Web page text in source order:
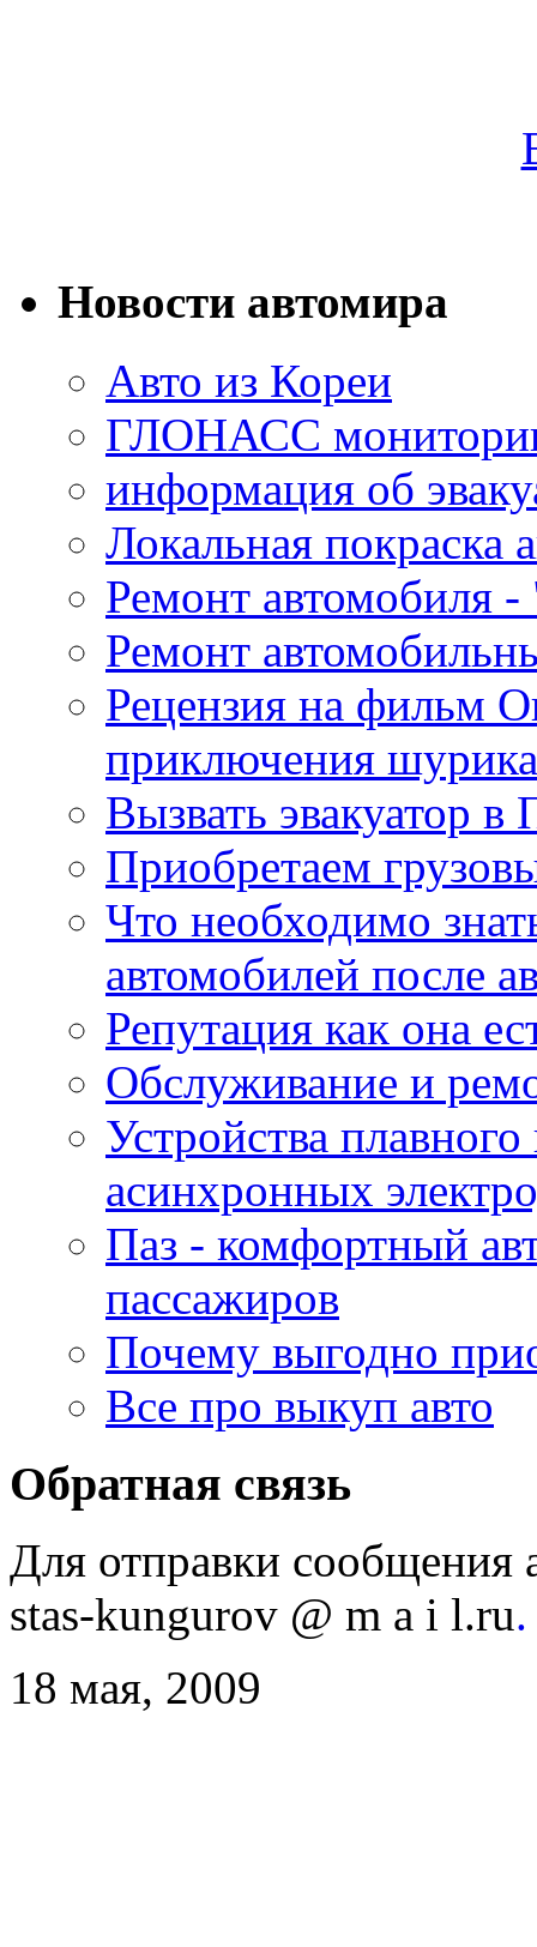
Новости автомира
Авто из Кореи
ГЛОНАСС
информация об
Локальная покраска
Ремонт автомобиля -
Ремонт
Рецензия на фильм
приключения шурика
Вызвать эвакуатор в
Приобретаем
Что необходимо
автомобилей после
Репутация как она
Обслуживание и
Устройства
асинхронных
Паз - комфортный
пассажиров
Почему выгодно
Все про выкуп авто
Обратная связь
Для отправки сообщения
stas-kungurov @ m a i l.ru.
18 мая, 2009